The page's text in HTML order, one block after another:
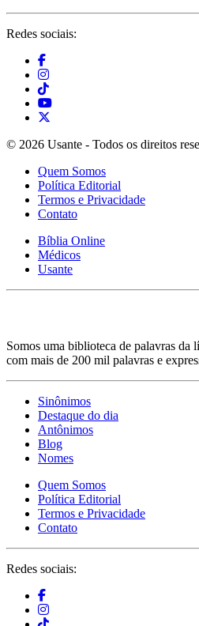
Redes sociais:
© 2026 Usante - Todos os direitos
Quem Somos
Política Editorial
Termos e Privacidade
Contato
Bíblia Online
Médicos
Usante
Somos uma biblioteca de palavras da
com mais de 200 mil palavras e
Sinônimos
Destaque do dia
Antônimos
Blog
Nomes
Quem Somos
Política Editorial
Termos e Privacidade
Contato
Redes sociais: